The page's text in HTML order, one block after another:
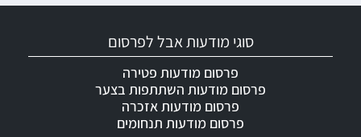
סוגי מודעות אבל לפרסום
פרסום מודעות פטירה
פרסום מודעות השתתפות בצער
פרסום מודעות אזכרה
פרסום מודעות תנחומים